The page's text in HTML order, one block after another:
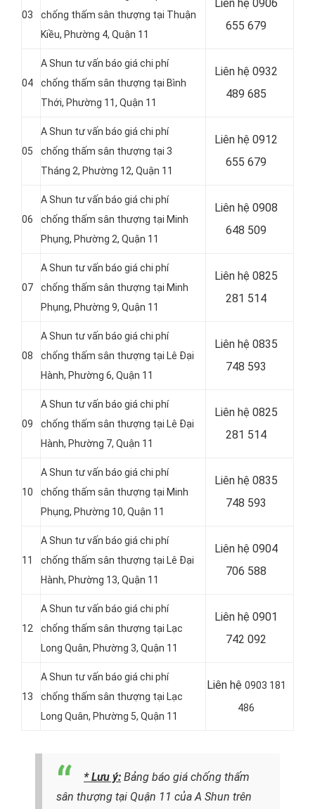
03
chống thấm sân thượng tại Thuận
Kiều, Phường 4, Quận 11
Liên hệ 0906
655 679
04
A Shun tư vấn báo giá chi phí
chống thấm sân thượng tại Bình
Thới, Phường 11, Quận 11
Liên hệ 0932
489 685
05
A Shun tư vấn báo giá chi phí
chống thấm sân thượng tại 3
Tháng 2, Phường 12, Quận 11
Liên hệ 0912
655 679
06
A Shun tư vấn báo giá chi phí
chống thấm sân thượng tại Minh
Phụng, Phường 2, Quận 11
Liên hệ 0908
648 509
07
A Shun tư vấn báo giá chi phí
chống thấm sân thượng tại Minh
Phụng, Phường 9, Quận 11
Liên hệ 0825
281 514
08
A Shun tư vấn báo giá chi phí
chống thấm sân thượng tại Lê Đại
Hành, Phường 6, Quận 11
Liên hệ 0835
748 593
09
A Shun tư vấn báo giá chi phí
chống thấm sân thượng tại Lê Đại
Hành, Phường 7, Quận 11
Liên hệ 0825
281 514
10
A Shun tư vấn báo giá chi phí
chống thấm sân thượng tại Minh
Phụng, Phường 10, Quận 11
Liên hệ 0835
748 593
11
A Shun tư vấn báo giá chi phí
chống thấm sân thượng tại Lê Đại
Hành, Phường 13, Quận 11
Liên hệ 0904
706 588
12
A Shun tư vấn báo giá chi phí
chống thấm sân thượng tại Lạc
Long Quân, Phường 3, Quận 11
Liên hệ 0901
742 092
13
A Shun tư vấn báo giá chi phí
chống thấm sân thượng tại Lạc
Long Quân, Phường 5, Quận 11
Liên hệ 0903 181
486
* Lưu ý: Bảng báo giá chống thấm
sân thượng tại Quận 11 của A Shun trên